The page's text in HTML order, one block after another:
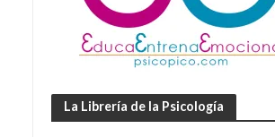
La Librería de la Psicología